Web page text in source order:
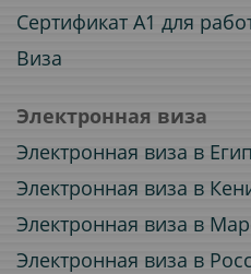
Сертификат A1 для
Виза
Электронная виза
Электронная виза в
Электронная виза в
Электронная виза в
Электронная виза в